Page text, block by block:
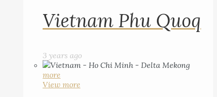
Vietnam Phu Quoq
3 years ago
more
View more